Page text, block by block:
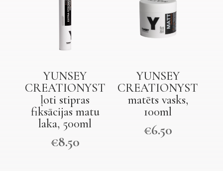
YUNSEY
CREATIONYST
ļoti stipras
fiksācijas matu
laka, 500ml
€8.50
YUNSEY
CREATIONYST
matēts vasks,
100ml
€6.50